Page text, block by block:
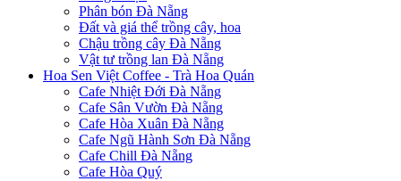
Phân bón Đà Nẵng
Đất và giá thể trồng cây, hoa
Chậu trồng cây Đà Nẵng
Vật tư trồng lan Đà Nẵng
Hoa Sen Việt Coffee - Trà Hoa Quán
Cafe Nhiệt Đới Đà Nẵng
Cafe Sân Vườn Đà Nẵng
Cafe Hòa Xuân Đà Nẵng
Cafe Ngũ Hành Sơn Đà Nẵng
Cafe Chill Đà Nẵng
Cafe Hòa Quý